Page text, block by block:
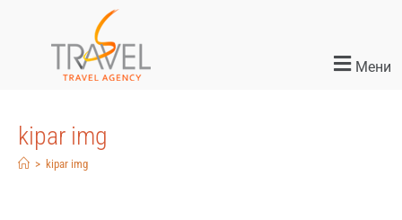
Мени
kipar img
> kipar img